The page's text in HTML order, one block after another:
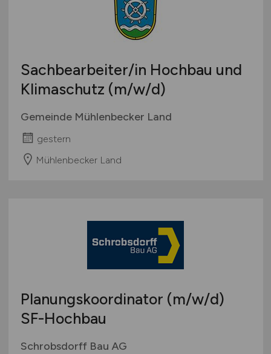
Sachbearbeiter/in Hochbau und
Klimaschutz (m/w/d)
Gemeinde Mühlenbecker Land
gestern
Mühlenbecker Land
Planungskoordinator (m/w/d)
SF-Hochbau
Schrobsdorff Bau AG